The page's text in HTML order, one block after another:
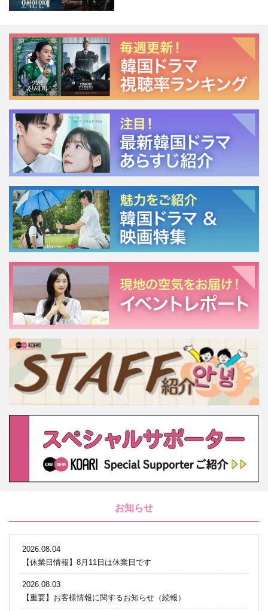
お知らせ
2026.08.04
【休業日情報】8月11日は休業日です
2026.08.03
【重要】お客様情報に関するお知らせ（続報）